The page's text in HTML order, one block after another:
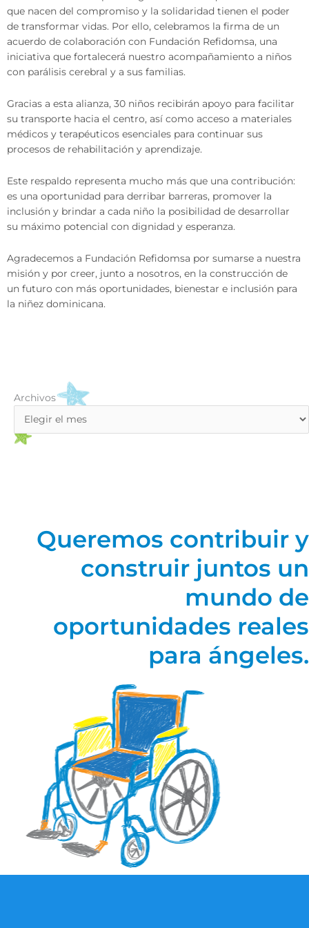
que nacen del compromiso y la solidaridad tienen el poder
de transformar vidas. Por ello, celebramos la firma de un
acuerdo de colaboración con Fundación Refidomsa, una
iniciativa que fortalecerá nuestro acompañamiento a niños
con parálisis cerebral y a sus familias.
Gracias a esta alianza, 30 niños recibirán apoyo para facilitar
su transporte hacia el centro, así como acceso a materiales
médicos y terapéuticos esenciales para continuar sus
procesos de rehabilitación y aprendizaje.
Este respaldo representa mucho más que una contribución:
es una oportunidad para derribar barreras, promover la
inclusión y brindar a cada niño la posibilidad de desarrollar
su máximo potencial con dignidad y esperanza.
Agradecemos a Fundación Refidomsa por sumarse a nuestra
misión y por creer, junto a nosotros, en la construcción de
un futuro con más oportunidades, bienestar e inclusión para
la niñez dominicana.
Archivos
Archivos
Queremos contribuir y
construir juntos un
mundo de
oportunidades reales
para ángeles.